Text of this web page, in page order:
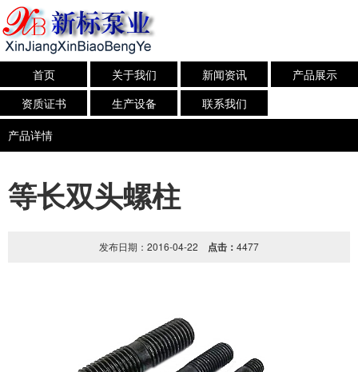
首页 关于我们 新闻资讯
产品展示
资质证书
生产设备
联系我们
产品详情
等长双头螺柱
发布日期：2016-04-22 点击： 4477